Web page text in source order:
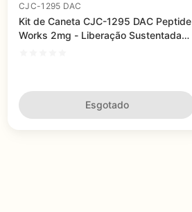
CJC-1295 DAC
Kit de Caneta CJC-1295 DAC Peptide
Works 2mg - Liberação Sustentada
Esgotado